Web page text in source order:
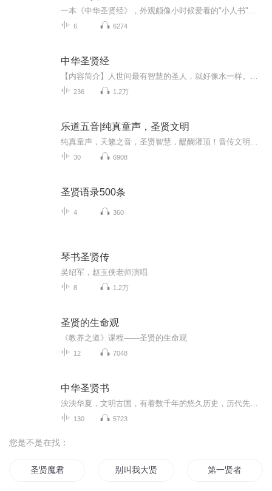
6 6274
中华圣贤经
236 1.2万
乐道五音|纯真童声，圣贤文明
30 6908
圣贤语录500条
4 360
琴书圣贤传
吴绍军，赵玉侠老师演唱
8 1.2万
圣贤的生命观
《教养之道》课程——圣贤的生命观
12 7048
中华圣贤书
130 5723
您是不是在找：
圣贤魔君 别叫我大贤者 第一贤者